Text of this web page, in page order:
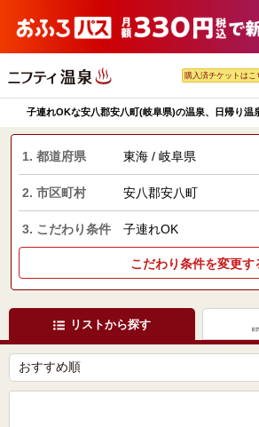
購入済チケットはこ
子連れOKな安八郡安八町(岐阜県)の温泉、日帰り温
1. 都道府県 東海 / 岐阜県
2. 市区町村 安八郡安八町
3. こだわり条件 子連れOK
こだわり条件を変更す
リストから探す